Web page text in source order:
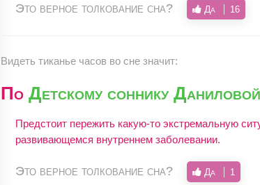
Это верное толкование сна? Да 16
Видеть тиканье часов во сне значит:
По Детскому соннику Даниловой
Предстоит пережить какую-то экстремальную
развивающемся внутреннем заболевании.
Это верное толкование сна? Да 1